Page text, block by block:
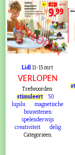
VERLOPEN
Lidl11-15 mrt
VERLOPEN
Trefwoorden:
stimuleert
50
lupilu
magnetische
bouwstenen
spelenderwijs
creativiteit
delig
Categoriëen: